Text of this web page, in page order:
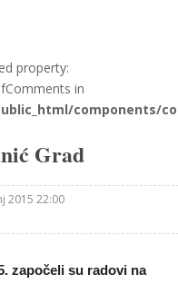
property:
in
components/
Grad
2015 22:00
započeli su radovi na